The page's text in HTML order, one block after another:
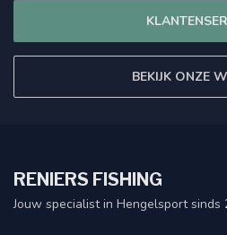
BEKIJK ONZE
RENIERS FISHING
Jouw specialist in Hengelsport sinds